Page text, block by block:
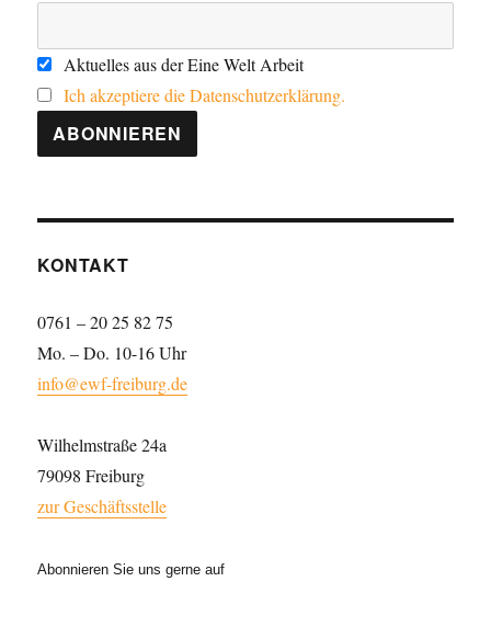
Aktuelles aus der Eine Welt Arbeit
Ich akzeptiere die Datenschutzerklärung.
KONTAKT
0761 – 20 25 82 75
Mo. – Do. 10-16 Uhr
info@ewf-freiburg.de
Wilhelmstraße 24a
79098 Freiburg
zur Geschäftsstelle
Abonnieren Sie uns gerne auf